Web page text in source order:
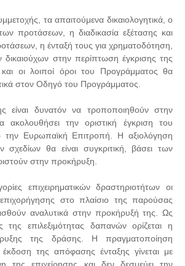
τα απαιτούμενα δικαιολογητικά, ο
προτάσεων, η διαδικασία εξέτασης και
η ένταξή τους για χρηματοδότηση,
δικαιούχων στην περίπτωση έγκρισης της
και οι λοιποί όροι του Προγράμματος θα
στον Οδηγό του Προγράμματος.
είναι δυνατόν να τροποποιηθούν στην
την οριστική έγκριση του
Ευρωπαϊκή Επιτροπή. Η αξιολόγηση
σχεδίων θα είναι συγκριτική, βάσει των
στην προκήρυξη.
επιχειρηματικών δραστηριοτήτων οι
στο πλαίσιο της παρούσας
αναλυτικά στην προκήρυξή της. Ως
της επιλεξιμότητας δαπανών ορίζεται η
της δράσης. Η πραγματοποίηση
της απόφασης ένταξης γίνεται με